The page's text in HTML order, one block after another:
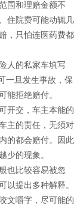
围和理赔金额不
住院费可能动辄几
，只怕连医药费都
人的私家车填写
一旦发生事故，保
能拒绝赔付。
开交，车主本能的
主的责任，无须对
的都会赔付。因此
少的现象。
也比较容易被忽
以提出多种解释。
文嚼字，尽可能的